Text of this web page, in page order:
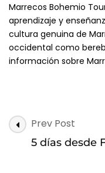
Marrecos Bohemio
aprendizaje y
cultura genuina de
occidental como
información sobre
PostPrev Post
5 días desde